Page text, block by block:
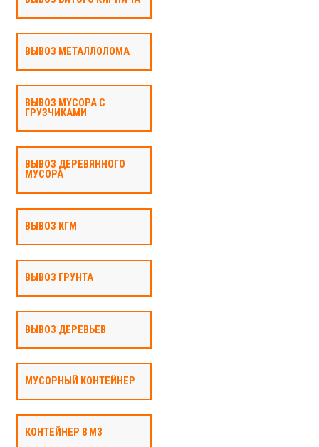
ВЫВОЗ МЕТАЛЛОЛОМА
ВЫВОЗ МУСОРА С
ГРУЗЧИКАМИ
ВЫВОЗ ДЕРЕВЯННОГО
МУСОРА
ВЫВОЗ КГМ
ВЫВОЗ ГРУНТА
ВЫВОЗ ДЕРЕВЬЕВ
МУСОРНЫЙ КОНТЕЙНЕР
КОНТЕЙНЕР 8 М3